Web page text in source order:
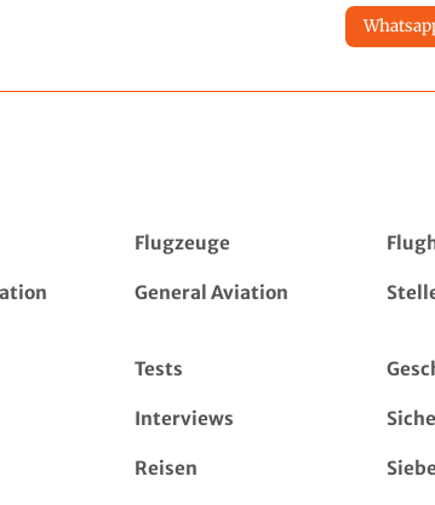
Flugzeuge
General Aviation
Tests
Interviews
Reisen